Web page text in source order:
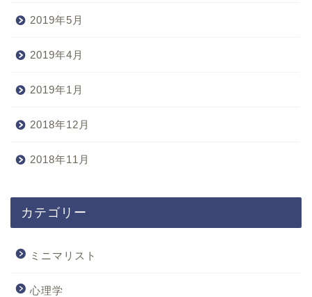
2019年5月
2019年4月
2019年1月
2018年12月
2018年11月
カテゴリー
ミニマリスト
心理学